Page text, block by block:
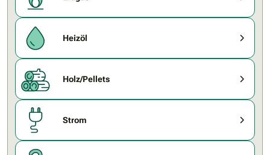
Heizöl
Holz/Pellets
Strom